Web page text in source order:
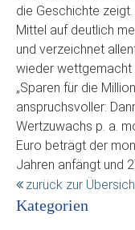
die Geschichte
Mittel auf deutlich
und verzeichnet
wieder wettgemacht
„Sparen für die
anspruchsvoller:
Wertzuwachs p. a.
Euro beträgt der
Jahren anfängt und
zurück zur
Kategorien